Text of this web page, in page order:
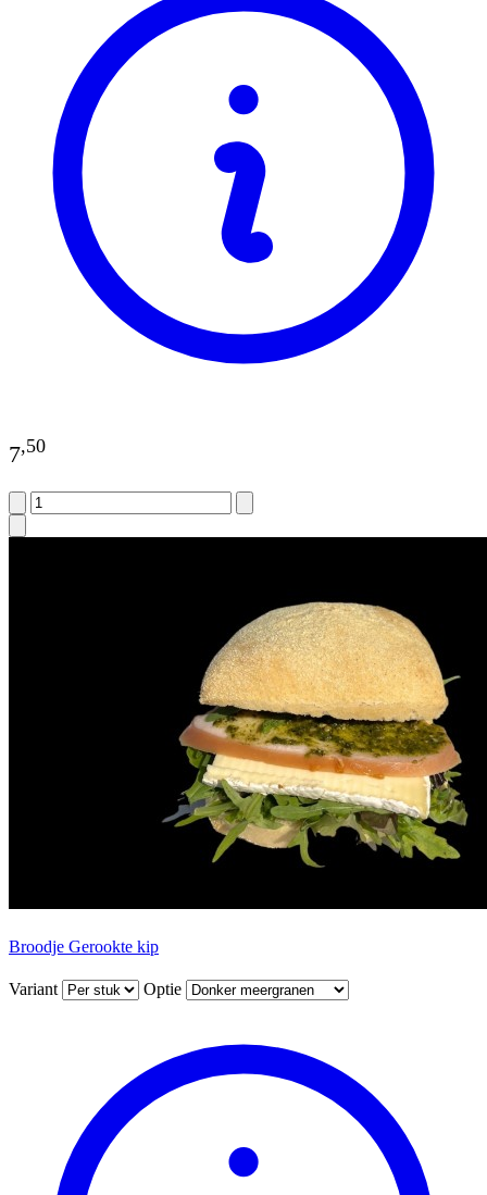
7,50
Broodje Gerookte kip
Variant Optie